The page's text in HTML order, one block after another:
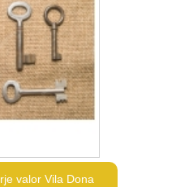
valor Vila Dona